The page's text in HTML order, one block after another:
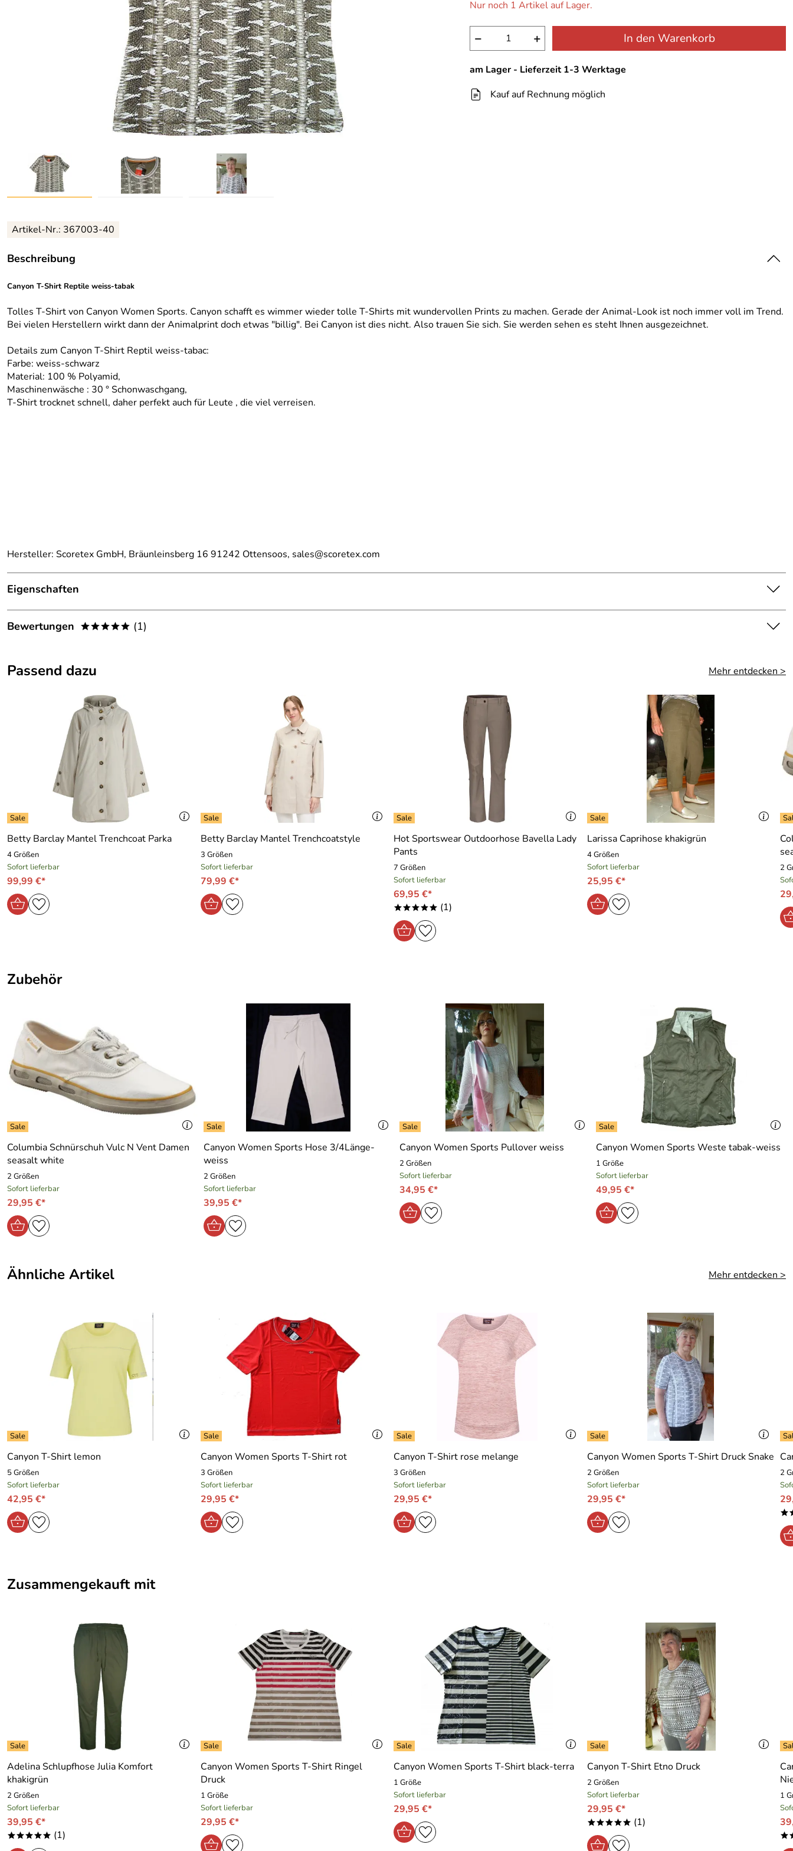
Nur noch 1 Artikel auf Lager.
− + In den Warenkorb
am Lager - Lieferzeit 1-3 Werktage
Kauf auf Rechnung möglich
Artikel-Nr.: 367003-40
Beschreibung
Canyon T-Shirt Reptile weiss-tabak
Tolles T-Shirt von Canyon Women Sports. Canyon schafft es wimmer wieder tolle T-Shirts mit wundervollen Prints zu machen. Gerade der Animal-Look ist noch immer voll im Trend.
Bei vielen Herstellern wirkt dann der Animalprint doch etwas "billig". Bei Canyon ist dies nicht. Also trauen Sie sich. Sie werden sehen es steht Ihnen ausgezeichnet.
Details zum Canyon T-Shirt Reptil weiss-tabac:
Farbe: weiss-schwarz
Material: 100 % Polyamid,
Maschinenwäsche : 30 ° Schonwaschgang,
T-Shirt trocknet schnell, daher perfekt auch für Leute , die viel verreisen.
Hersteller: Scoretex GmbH, Bräunleinsberg 16 91242 Ottensoos, sales@scoretex.com
Eigenschaften
Details
Ausschnitt:
Rundhals
Canyon Women Sports
100 % Polyamid
Reptil
Bewertungen ***** (1)
5
*****
Verifizierte Bewertung
Das Shirt ist prima. Ich liebe die Shirts vor allem auf Reisen, da sie schnell trocknen und nicht gebügelt werden müssen. Bei Outdoorfieber habe ich schon öfter bestellt und es hat
immer alles reibungslos geklappt.
Kaufdatum: 02.07.2018
Passend dazu Mehr entdecken >
Betty Barclay Mantel Trenchcoat Parka
4 Größen
Sofort lieferbar
99,99 €*
Betty Barclay Mantel Trenchcoatstyle
3 Größen
Sofort lieferbar
79,99 €*
Hot Sportswear Outdoorhose Bavella Lady
Pants
7 Größen
Sofort lieferbar
69,95 €*
***** (1)
Larissa Caprihose khakigrün
4 Größen
Sofort lieferbar
25,95 €*
2
Zubehör
Columbia Schnürschuh Vulc N Vent Damen
seasalt white
2 Größen
Sofort lieferbar
29,95 €*
Canyon Women Sports Hose 3/4Länge-
weiss
2 Größen
Sofort lieferbar
39,95 €*
Canyon Women Sports Pullover weiss
2 Größen
Sofort lieferbar
34,95 €*
Canyon Women Sports Weste tabak-weiss
1 Größe
Sofort lieferbar
49,95 €*
Ähnliche Artikel Mehr entdecken >
Canyon T-Shirt lemon
5 Größen
Sofort lieferbar
42,95 €*
Canyon Women Sports T-Shirt rot
3 Größen
Sofort lieferbar
29,95 €*
Canyon T-Shirt rose melange
3 Größen
Sofort lieferbar
29,95 €*
Canyon Women Sports T-Shirt Druck Snake
2 Größen
Sofort lieferbar
29,95 €*
2
Zusammengekauft mit
Adelina Schlupfhose Julia Komfort
khakigrün
2 Größen
Sofort lieferbar
39,95 €*
***** (1)
Canyon Women Sports T-Shirt Ringel
Druck
1 Größe
Sofort lieferbar
29,95 €*
Canyon Women Sports T-Shirt black-terra
1 Größe
Sofort lieferbar
29,95 €*
Canyon T-Shirt Etno Druck
2 Größen
Sofort lieferbar
29,95 €*
***** (1)
1